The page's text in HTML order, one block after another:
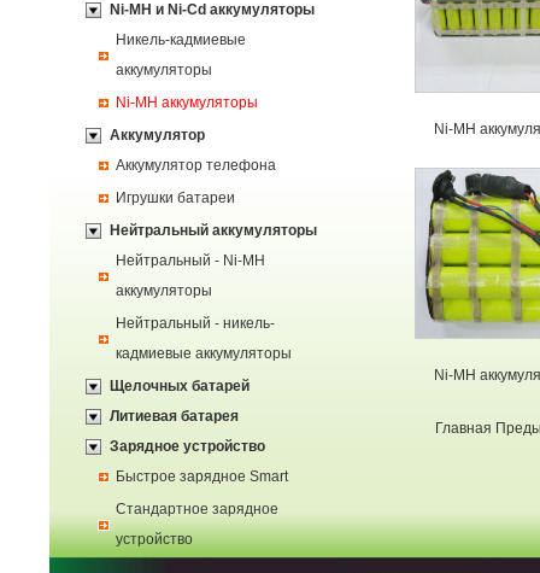
Ni-MH и Ni-Cd аккумуляторы
Никель-кадмиевые
аккумуляторы
Ni-MH аккумуляторы
Аккумулятор
Аккумулятор телефона
Игрушки батареи
Нейтральный аккумуляторы
Нейтральный - Ni-MH
аккумуляторы
Нейтральный - никель-
кадмиевые аккумуляторы
Щелочных батарей
Литиевая батарея
Зарядное устройство
Быстрое зарядное Smart
Стандартное зарядное
устройство
Ni-MH
Ni-MH
Главная